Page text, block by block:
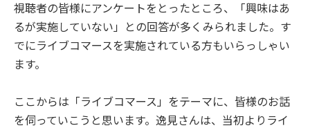
視聴者の皆様にアンケートをとったところ、「興味はあ
るが実施していない」との回答が多くみられました。す
でにライブコマースを実施されている方もいらっしゃい
ます。
ここからは「ライブコマース」をテーマに、皆様のお話
を伺っていこうと思います。逸見さんは、当初よりライ